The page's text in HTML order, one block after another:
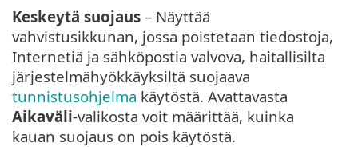
Keskeytä suojaus – Näyttää
vahvistusikkunan, jossa poistetaan tiedostoja,
Internetiä ja sähköpostia valvova, haitallisilta
järjestelmähyökkäyksiltä suojaava
tunnistusohjelma käytöstä. Avattavasta
Aikaväli-valikosta voit määrittää, kuinka
kauan suojaus on pois käytöstä.